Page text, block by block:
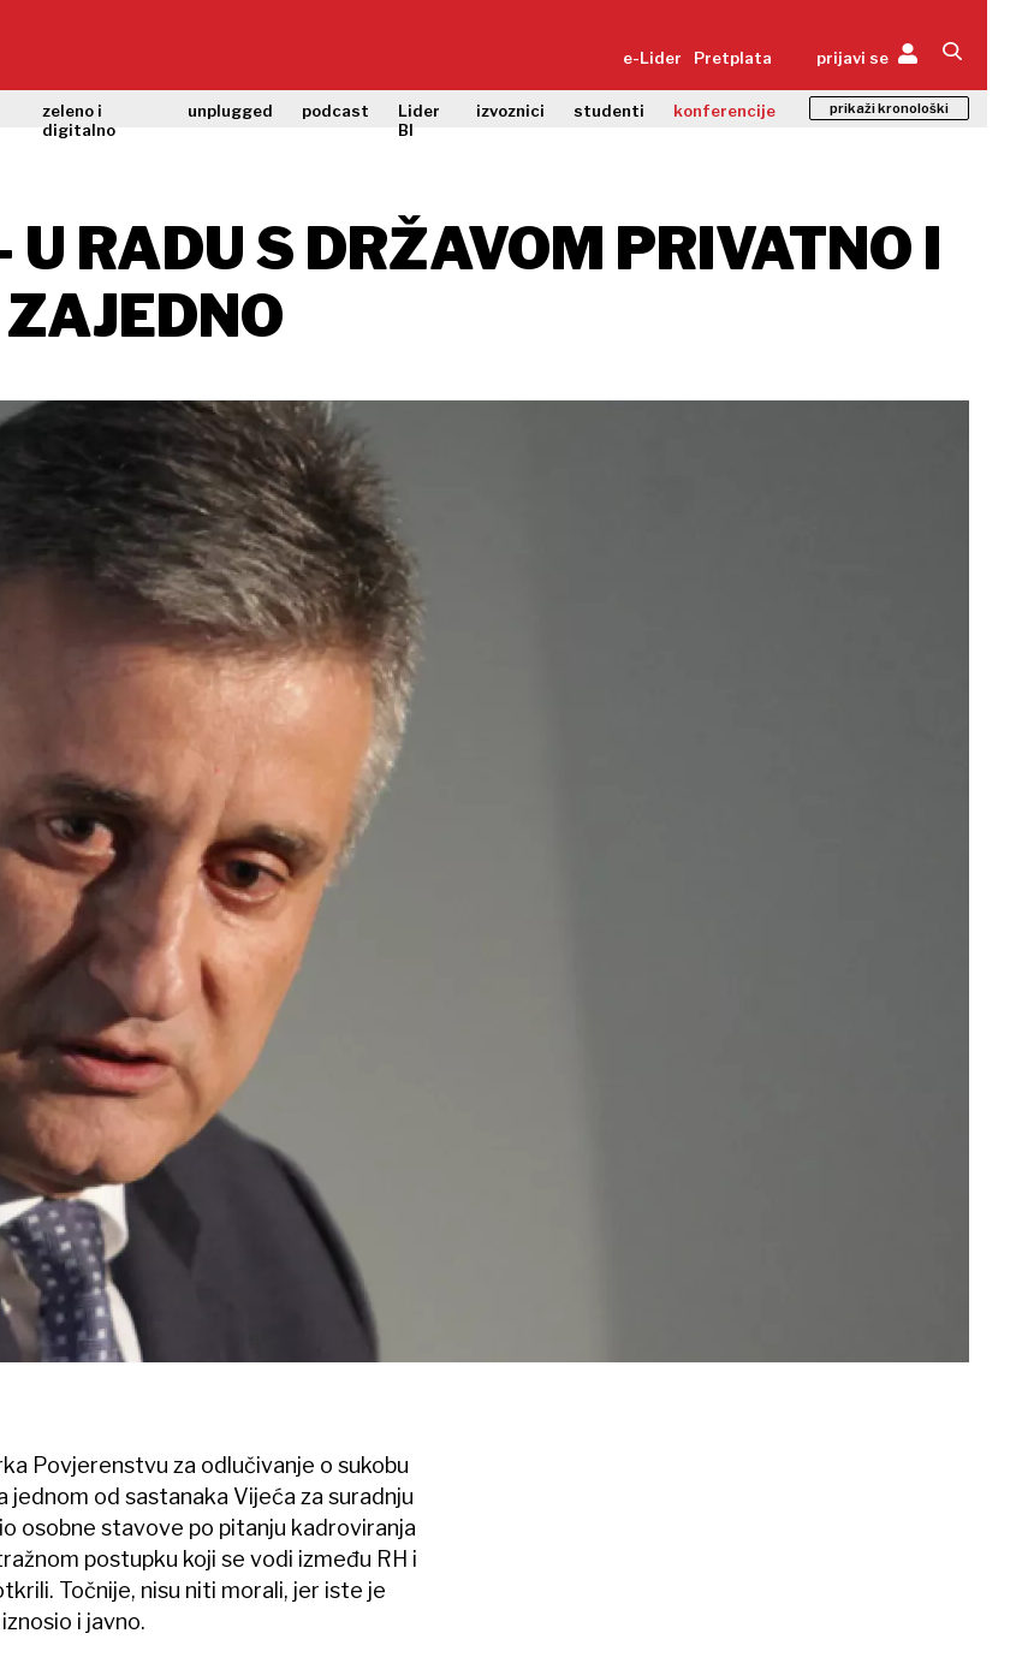
e-Lider Pretplata prijavi se
zeleno i
digitalno
unplugged podcast
Lider
BI
izvoznici studenti konferencije prikaži kronološki
RADU S DRŽAVOM PRIVATNO I
Povjerenstvu za odlučivanje o sukobu
od sastanaka Vijeća za suradnju
osobne stavove po pitanju kadroviranja
postupku koji se vodi između RH i
Točnije, nisu niti morali, jer iste je
i javno.